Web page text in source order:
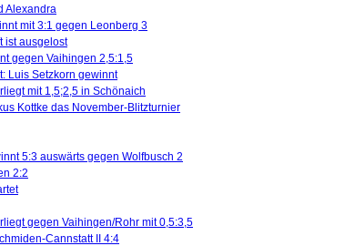
Alexandra
mit 3:1 gegen Leonberg 3
ist ausgelost
gegen Vaihingen 2,5:1,5
Luis Setzkorn gewinnt
mit 1,5;2,5 in Schönaich
Kottke das November-Blitzturnier
5:3 auswärts gegen Wolfbusch 2
2:2
gegen Vaihingen/Rohr mit 0,5:3,5
Cannstatt II 4:4